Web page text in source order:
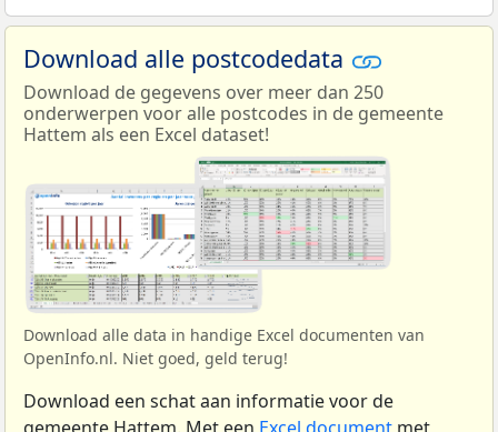
Download alle postcodedata
Download de gegevens over meer dan 250
onderwerpen voor alle postcodes in de gemeente
Hattem als een Excel dataset!
Download alle data in handige Excel documenten van
OpenInfo.nl. Niet goed, geld terug!
Download een schat aan informatie voor de